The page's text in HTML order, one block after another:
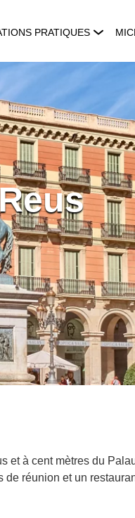
PRATIQUES
et à cent mètres du
de réunion et un